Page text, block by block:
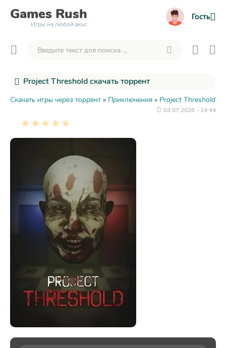
Games Rush
Игры на любой вкус
Гость
Project Threshold скачать торрент
Скачать игры через торрент» Приключения » Project Threshold
03.07.2026 - 14:44